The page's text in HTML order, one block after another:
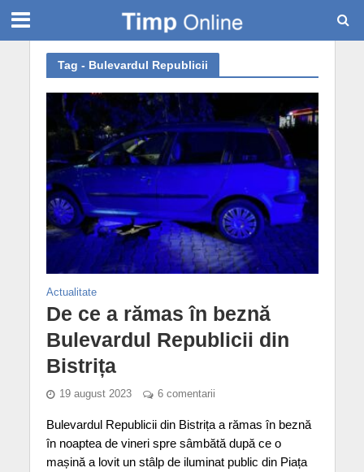
Tag - Bulevardul Republicii
Actualitate
De ce a rămas în beznă
Bulevardul Republicii din
Bistrița
19 august 2023 6 comentarii
Bulevardul Republicii din Bistrița a rămas în beznă
în noaptea de vineri spre sâmbătă după ce o
mașină a lovit un stâlp de iluminat public din Piața